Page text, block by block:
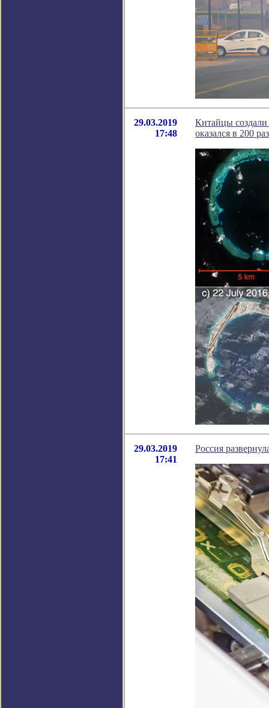
29.03.2019
17:48
Китайцы
оказался в 200
29.03.2019
17:41
Россия